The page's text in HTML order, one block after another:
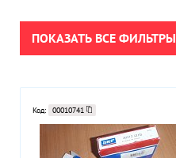
Antriebstechnik
CRAFT
ПОКАЗАТЬ ВСЕ ФИЛЬТРЫ
Код: 00010741